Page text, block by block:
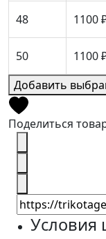
48 1100
50 1100
Добавить
Поделиться
Условия